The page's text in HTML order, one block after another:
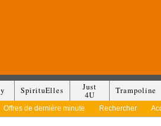
SpirituElles
Just
4U
Trampoline
Offres de dernière minute Rechercher